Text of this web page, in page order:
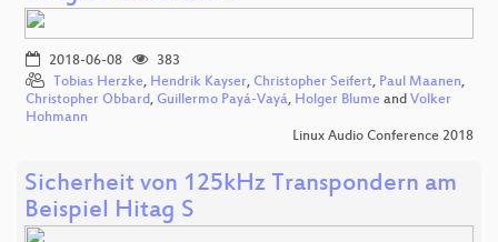
2018-06-08
383
Tobias Herzke, Hendrik Kayser, Christopher Seifert, Paul Maanen,
Christopher Obbard, Guillermo Payá-Vayá, Holger Blume and Volker
Hohmann
Linux Audio Conference 2018
Sicherheit von 125kHz Transpondern am
Beispiel Hitag S